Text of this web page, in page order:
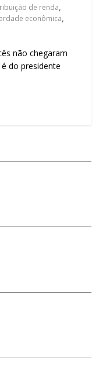
de renda,
econômica,
não chegaram
do presidente